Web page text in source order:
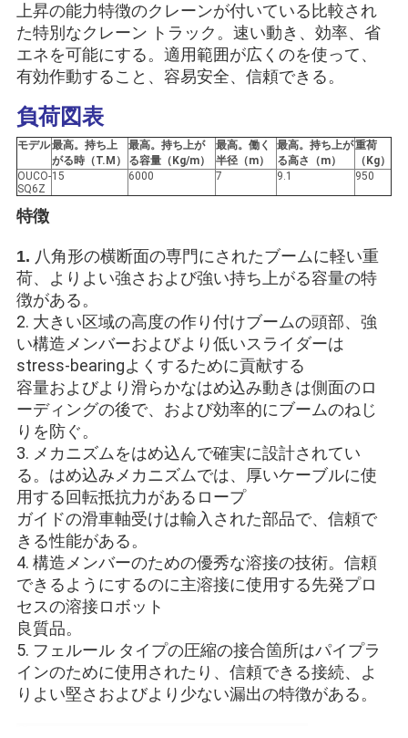
ニ
ュ
ー
ス
事
件
CONTACT
US
地
図
プ
ラ
イ
バ
シ
ー
上昇の能力特徴のクレーンが付いている比較され
た特別なクレーン トラック。速い動き、効率、省
エネを可能にする。適用範囲が広くのを使って、
有効作動すること、容易安全、信頼できる。
負荷図表
モデル最高。持ち上
がる時（T.M）
最高。持ち上が
る容量（Kg/m）
最高。働く
半径（m）
最高。持ち上が
る高さ（m）
重荷
（Kg）
OUCO-
SQ6Z
15 6000 7 9.1 950
特徴
1. 八角形の横断面の専門にされたブームに軽い重
荷、よりよい強さおよび強い持ち上がる容量の特
徴がある。
2. 大きい区域の高度の作り付けブームの頭部、強
い構造メンバーおよびより低いスライダーは
stress-bearingよくするために貢献する
容量およびより滑らかなはめ込み動きは側面のロ
ーディングの後で、および効率的にブームのねじ
りを防ぐ。
3. メカニズムをはめ込んで確実に設計されてい
る。はめ込みメカニズムでは、厚いケーブルに使
用する回転抵抗力があるロープ
ガイドの滑車軸受けは輸入された部品で、信頼で
きる性能がある。
4. 構造メンバーのための優秀な溶接の技術。信頼
できるようにするのに主溶接に使用する先発プロ
セスの溶接ロボット
良質品。
5. フェルール タイプの圧縮の接合箇所はパイプラ
インのために使用されたり、信頼できる接続、よ
りよい堅さおよびより少ない漏出の特徴がある。